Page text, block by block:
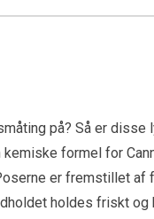
på? Så er
formel for
er fremstillet
holdes friskt